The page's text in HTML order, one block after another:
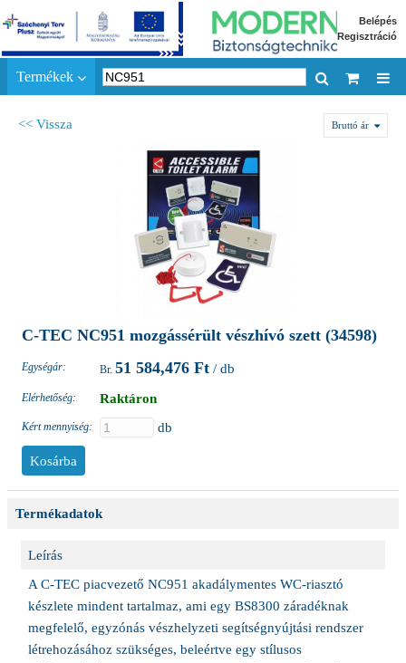
Belépés
Regisztráció
Termékek
<< Vissza Bruttó ár
C-TEC NC951 mozgássérült vészhívó szett (34598)
Egységár: 51 584,476 Ft / db
Elérhetőség: Raktáron
Kért mennyiség: db
Termékadatok
Leírás
A C-TEC piacvezető NC951 akadálymentes WC-riasztó
készlete mindent tartalmaz, ami egy BS8300 záradéknak
megfelelő, egyzónás vészhelyzeti segítségnyújtási rendszer
létrehozásához szükséges, beleértve egy stílusos